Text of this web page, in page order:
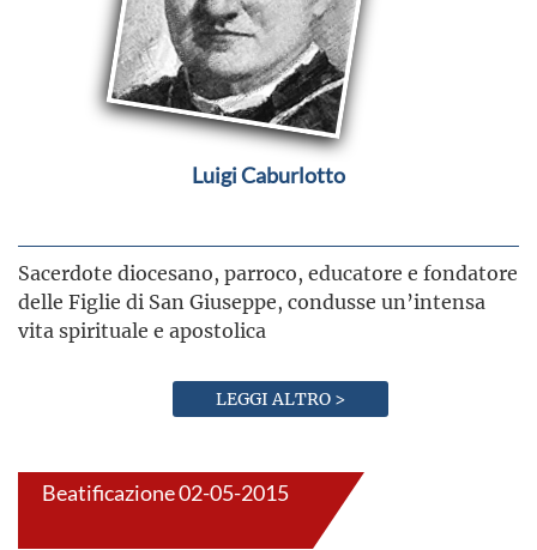
Luigi Caburlotto
Sacerdote diocesano, parroco, educatore e fondatore
delle Figlie di San Giuseppe, condusse un’intensa
vita spirituale e apostolica
LEGGI ALTRO >
Beatificazione 02-05-2015